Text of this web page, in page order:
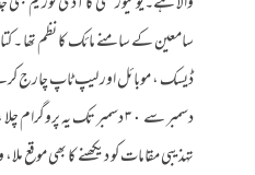
سامعین کے سامنے مائک کا نظم تھا
دسمبر سے ۳٠ دسمبر تک یہ
تہذیبی مقامات کو دیکھنے کا بھی موقع